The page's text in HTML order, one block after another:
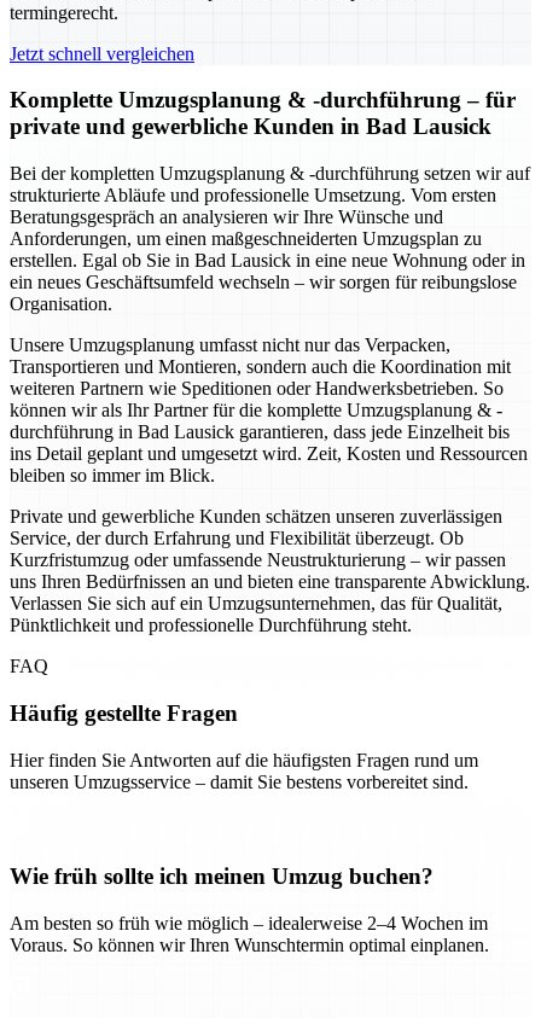
termingerecht.
Jetzt schnell vergleichen
Komplette Umzugsplanung & -durchführung – für
private und gewerbliche Kunden in Bad Lausick
Bei der kompletten Umzugsplanung & -durchführung setzen wir auf
strukturierte Abläufe und professionelle Umsetzung. Vom ersten
Beratungsgespräch an analysieren wir Ihre Wünsche und
Anforderungen, um einen maßgeschneiderten Umzugsplan zu
erstellen. Egal ob Sie in Bad Lausick in eine neue Wohnung oder in
ein neues Geschäftsumfeld wechseln – wir sorgen für reibungslose
Organisation.
Unsere Umzugsplanung umfasst nicht nur das Verpacken,
Transportieren und Montieren, sondern auch die Koordination mit
weiteren Partnern wie Speditionen oder Handwerksbetrieben. So
können wir als Ihr Partner für die komplette Umzugsplanung & -
durchführung in Bad Lausick garantieren, dass jede Einzelheit bis
ins Detail geplant und umgesetzt wird. Zeit, Kosten und Ressourcen
bleiben so immer im Blick.
Private und gewerbliche Kunden schätzen unseren zuverlässigen
Service, der durch Erfahrung und Flexibilität überzeugt. Ob
Kurzfristumzug oder umfassende Neustrukturierung – wir passen
uns Ihren Bedürfnissen an und bieten eine transparente Abwicklung.
Verlassen Sie sich auf ein Umzugsunternehmen, das für Qualität,
Pünktlichkeit und professionelle Durchführung steht.
FAQ
Häufig gestellte Fragen
Hier finden Sie Antworten auf die häufigsten Fragen rund um
unseren Umzugsservice – damit Sie bestens vorbereitet sind.
Wie früh sollte ich meinen Umzug buchen?
Am besten so früh wie möglich – idealerweise 2–4 Wochen im
Voraus. So können wir Ihren Wunschtermin optimal einplanen.